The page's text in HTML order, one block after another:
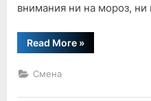
внимания ни на мороз, ни
Read More“В
эту
»
Смена